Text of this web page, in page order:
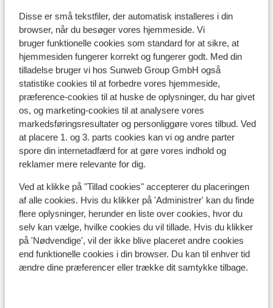
Disse er små tekstfiler, der automatisk installeres i din
browser, når du besøger vores hjemmeside. Vi
bruger funktionelle cookies som standard for at sikre, at
hjemmesiden fungerer korrekt og fungerer godt. Med din
tilladelse bruger vi hos Sunweb Group GmbH også
statistike cookies til at forbedre vores hjemmeside,
præference-cookies til at huske de oplysninger, du har givet
os, og marketing-cookies til at analysere vores
markedsføringsresultater og personliggøre vores tilbud. Ved
at placere 1. og 3. parts cookies kan vi og andre parter
spore din internetadfærd for at gøre vores indhold og
reklamer mere relevante for dig.
Ved at klikke på "Tillad cookies" accepterer du placeringen
af alle cookies. Hvis du klikker på 'Administrer' kan du finde
flere oplysninger, herunder en liste over cookies, hvor du
selv kan vælge, hvilke cookies du vil tillade. Hvis du klikker
på 'Nødvendige', vil der ikke blive placeret andre cookies
end funktionelle cookies i din browser. Du kan til enhver tid
ændre dine præferencer eller trække dit samtykke tilbage.
Se alle 11 anmeldelser
Lokation
Se på kort
Afstand til centrum: ca. 50 meter
Afstand til skipiste ca. 100 meter
Afstand til nærmeste butikker ca. 50 meter
Liftkort/skileje/undervisning